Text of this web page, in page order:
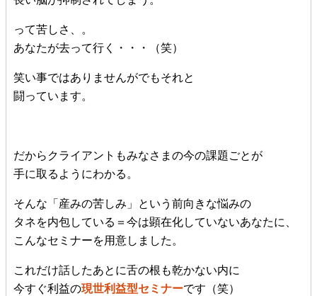
って苦しさ、。
あなたが去って行く・・・（笑）
笑い事ではありませんがでもそれと
闘っています。
だからクライアントもみなさまの今の課題ごとが
手に取るようにわかる。
そんな「産みの苦しみ」という前向きな悩みの
タネを内包している＝今は顕在化していないあなたに、
こんなセミナーを用意しました。
これだけ話したあとに舌の根も乾かない内に
今すぐ利益の現世利益型セミナーです（笑）